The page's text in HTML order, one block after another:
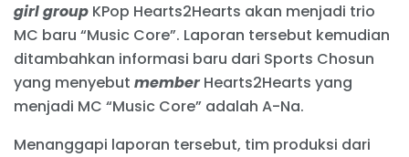
girl group KPop Hearts2Hearts akan menjadi trio
MC baru “Music Core”. Laporan tersebut kemudian
ditambahkan informasi baru dari Sports Chosun
yang menyebut memberHearts2Hearts yang
menjadi MC “Music Core” adalah A-Na.
Menanggapi laporan tersebut, tim produksi dari